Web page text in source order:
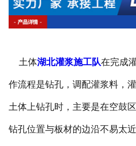
湖北
湖北
湖北
土体湖北灌浆施工队在完成
作流程是钻孔，调配灌浆料，
土体上钻孔时，主要是在空鼓
钻孔位置与板材的边沿不易太